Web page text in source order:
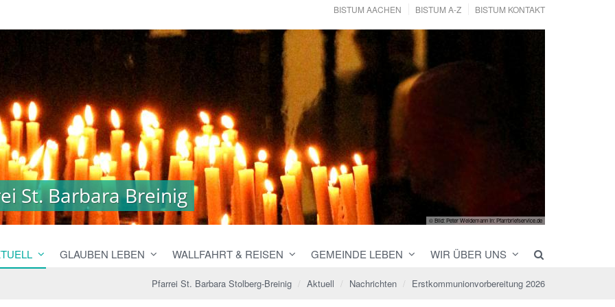
BISTUM AACHEN BISTUM A-Z BISTUM KONTAKT
© Bild: Peter Weidemann In: Pfarrbriefservice.de
St. Barbara Breinig
St. Barbara Breinig
GLAUBEN LEBEN WALLFAHRT & REISEN GEMEINDE LEBEN WIR ÜBER UNS
Pfarrei St. Barbara Stolberg-Breinig Aktuell Nachrichten Erstkommunionvorbereitung 2026